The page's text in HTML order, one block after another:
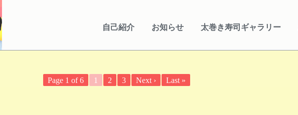
自己紹介 お知らせ 太巻き寿司ギャラリー
Page 1 of 6 1 2 3 Next › Last »